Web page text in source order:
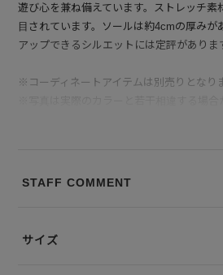
遊び心を兼ね備えています。ストレッチ素
目されています。ソールは約4cmの厚みが
アップできるシルエットには定評がありま
※コーディネートアイテムは別売りとなり
STAFF COMMENT
サイズ